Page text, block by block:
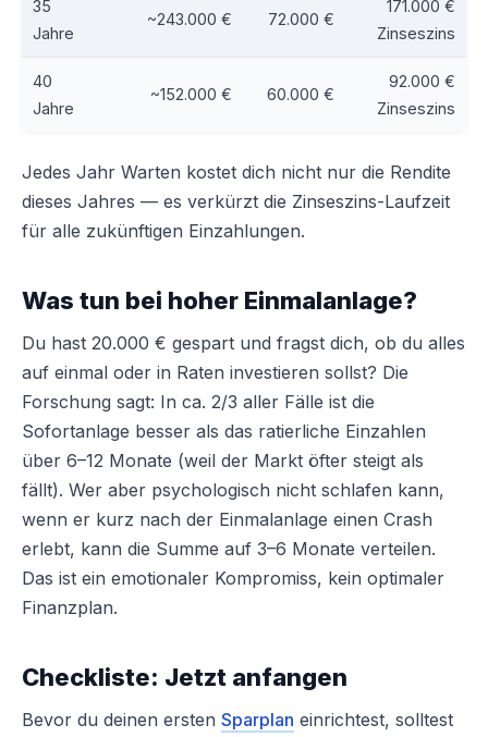
35
Jahre
~243.000 € 72.000 €
171.000 €
Zinseszins
40
Jahre
~152.000 € 60.000 €
92.000 €
Zinseszins
Jedes Jahr Warten kostet dich nicht nur die Rendite
dieses Jahres — es verkürzt die Zinseszins-Laufzeit
für alle zukünftigen Einzahlungen.
Was tun bei hoher Einmalanlage?
Du hast 20.000 € gespart und fragst dich, ob du alles
auf einmal oder in Raten investieren sollst? Die
Forschung sagt: In ca. 2/3 aller Fälle ist die
Sofortanlage besser als das ratierliche Einzahlen
über 6–12 Monate (weil der Markt öfter steigt als
fällt). Wer aber psychologisch nicht schlafen kann,
wenn er kurz nach der Einmalanlage einen Crash
erlebt, kann die Summe auf 3–6 Monate verteilen.
Das ist ein emotionaler Kompromiss, kein optimaler
Finanzplan.
Checkliste: Jetzt anfangen
Bevor du deinen ersten Sparplan einrichtest, solltest